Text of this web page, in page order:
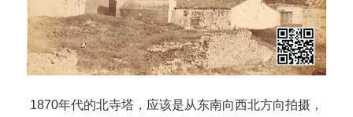
1870年代的北寺塔，应该是从东南向西北方向拍摄，